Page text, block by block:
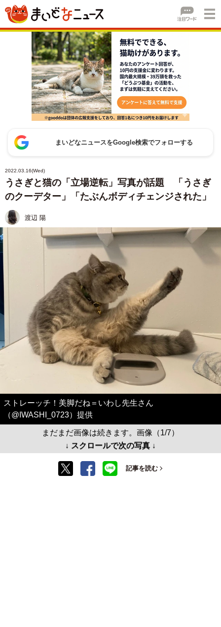
まいどなニュースをGoogle検索でフォローする
2022.03.16(Wed)
うさぎと猫の「立場逆転」写真が話題 「うさぎ
のクーデター」「たぶんボディチェンジされた」
渡辺 陽
ストレーッチ！美脚だね＝いわし先生さん
（@IWASHI_0723）提供
まだまだ画像は続きます。画像（1/7）
↓ スクロールで次の写真 ↓
記事を読む